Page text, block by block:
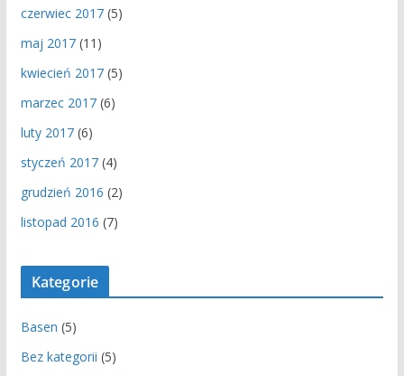
czerwiec 2017(5)
maj 2017(11)
kwiecień 2017(5)
marzec 2017(6)
luty 2017(6)
styczeń 2017(4)
grudzień 2016 (2)
listopad 2016 (7)
Kategorie
Basen (5)
Bez kategorii (5)